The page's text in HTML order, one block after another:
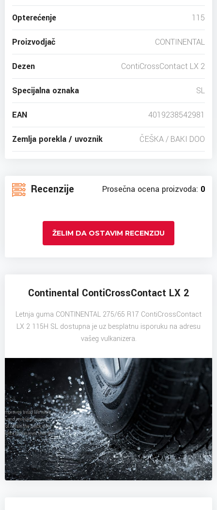
Opterećenje 115
Proizvodjač CONTINENTAL
Dezen ContiCrossContact LX 2
Specijalna oznaka SL
EAN 4019238542981
Zemlja porekla / uvoznik ČEŠKA / BAKI DOO
Recenzije Prosečna ocena proizvoda: 0
ŽELIM DA OSTAVIM RECENZIJU
Continental ContiCrossContact LX 2
Letnja guma CONTINENTAL 275/65 R17 ContiCrossContact
LX 2 115H SL dostupna je uz besplatnu isporuku na adresu
vašeg vulkanizera.